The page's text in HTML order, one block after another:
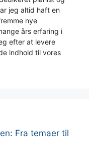
jeg altid haft en
nye
års erfaring i
efter at levere
indhold til vores
Fra temaer til